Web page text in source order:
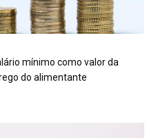
mínimo como valor da
do alimentante